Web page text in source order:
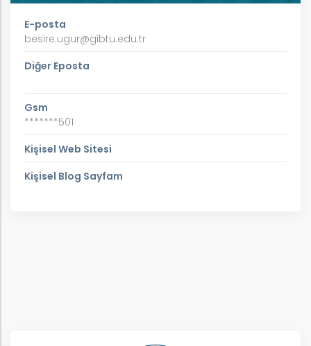
E-posta
besire.ugur@gibtu.edu.tr
Diğer Eposta
Gsm
*******501
Kişisel Web Sitesi
Kişisel Blog Sayfam